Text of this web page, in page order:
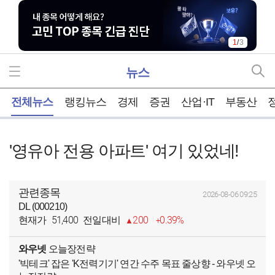
1/3
뉴스
전체뉴스 랭킹뉴스 경제 증권 산업·IT 부동산
'영유아 전용 아파트' 여기 있었네!
관련종목 2026-08-06 09:25
DL (000210)
현재가 51,400 전일대비 200 0.39%
와우넷 오늘장전략
'빅테크' 잡은 'K전력기기' 연간 수주 목표 줄상향 - 와우넷 오